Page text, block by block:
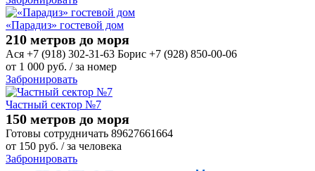
«Парадиз» гостевой дом
210 метров до моря
Ася +7 (918) 302-31-63 Борис +7 (928) 850-00-06
от 1 000 руб. / за номер
Забронировать
Частный сектор №7
150 метров до моря
Готовы сотрудничать 89627661664
от 150 руб. / за человека
Забронировать